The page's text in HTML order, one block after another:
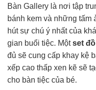
Bàn Gallery là nơi tập
bánh kem và những tấm
hút sự chú ý nhất của
gian buổi tiệc. Mộtset
đủ sẽ cung cấp khay kệ
xếp cao thấp xen kẽ sẽ
cho bàn tiệc của bé.